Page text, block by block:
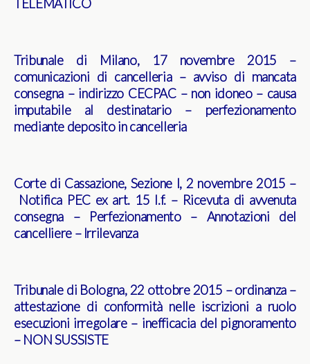
TELEMATICO
Tribunale di Milano, 17 novembre 2015 –
comunicazioni di cancelleria – avviso di mancata
consegna – indirizzo CECPAC – non idoneo – causa
imputabile al destinatario – perfezionamento
mediante deposito in cancelleria
Corte di Cassazione, Sezione I, 2 novembre 2015 –
Notifica PEC ex art. 15 l.f. – Ricevuta di avvenuta
consegna – Perfezionamento – Annotazioni del
cancelliere – Irrilevanza
Tribunale di Bologna, 22 ottobre 2015 – ordinanza –
attestazione di conformità nelle iscrizioni a ruolo
esecuzioni irregolare – inefficacia del pignoramento
– NON SUSSISTE